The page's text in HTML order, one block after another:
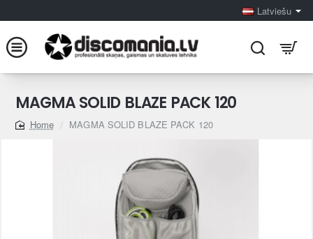
Latviešu
MAGMA SOLID BLAZE PACK 120
home
MAGMA SOLID BLAZE PACK 120